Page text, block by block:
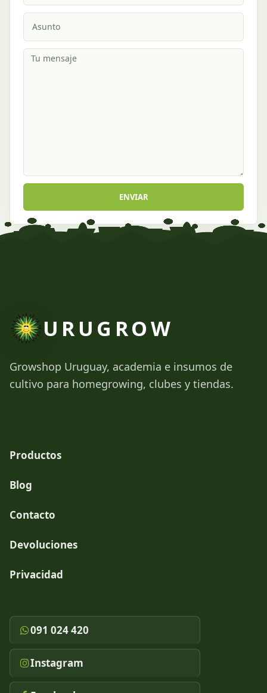
ENVIAR
URUGROW
Growshop Uruguay, academia e insumos de
cultivo para homegrowing, clubes y tiendas.
Productos
Blog
Contacto
Devoluciones
Privacidad
091 024 420
Instagram